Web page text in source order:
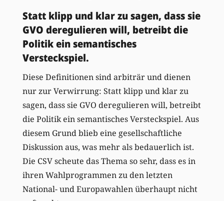
Statt klipp und klar zu sagen, dass sie
GVO deregulieren will, betreibt die
Politik ein semantisches
Versteckspiel.
Diese Definitionen sind arbiträr und dienen
nur zur Verwirrung: Statt klipp und klar zu
sagen, dass sie GVO deregulieren will, betreibt
die Politik ein semantisches Versteckspiel. Aus
diesem Grund blieb eine gesellschaftliche
Diskussion aus, was mehr als bedauerlich ist.
Die CSV scheute das Thema so sehr, dass es in
ihren Wahlprogrammen zu den letzten
National- und Europawahlen überhaupt nicht